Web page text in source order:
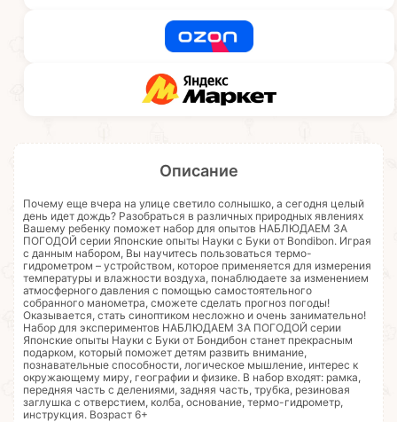
Описание
Почему еще вчера на улице светило солнышко, а сегодня целый
день идет дождь? Разобраться в различных природных явлениях
Вашему ребенку поможет набор для опытов НАБЛЮДАЕМ ЗА
ПОГОДОЙ серии Японские опыты Науки с Буки от Bondibon. Играя
с данным набором, Вы научитесь пользоваться термо-
гидрометром – устройством, которое применяется для измерения
температуры и влажности воздуха, понаблюдаете за изменением
атмосферного давления с помощью самостоятельного
собранного манометра, сможете сделать прогноз погоды!
Оказывается, стать синоптиком несложно и очень занимательно!
Набор для экспериментов НАБЛЮДАЕМ ЗА ПОГОДОЙ серии
Японские опыты Науки с Буки от Бондибон станет прекрасным
подарком, который поможет детям развить внимание,
познавательные способности, логическое мышление, интерес к
окружающему миру, географии и физике. В набор входят: рамка,
передняя часть с делениями, задняя часть, трубка, резиновая
заглушка с отверстием, колба, основание, термо-гидрометр,
инструкция. Возраст 6+